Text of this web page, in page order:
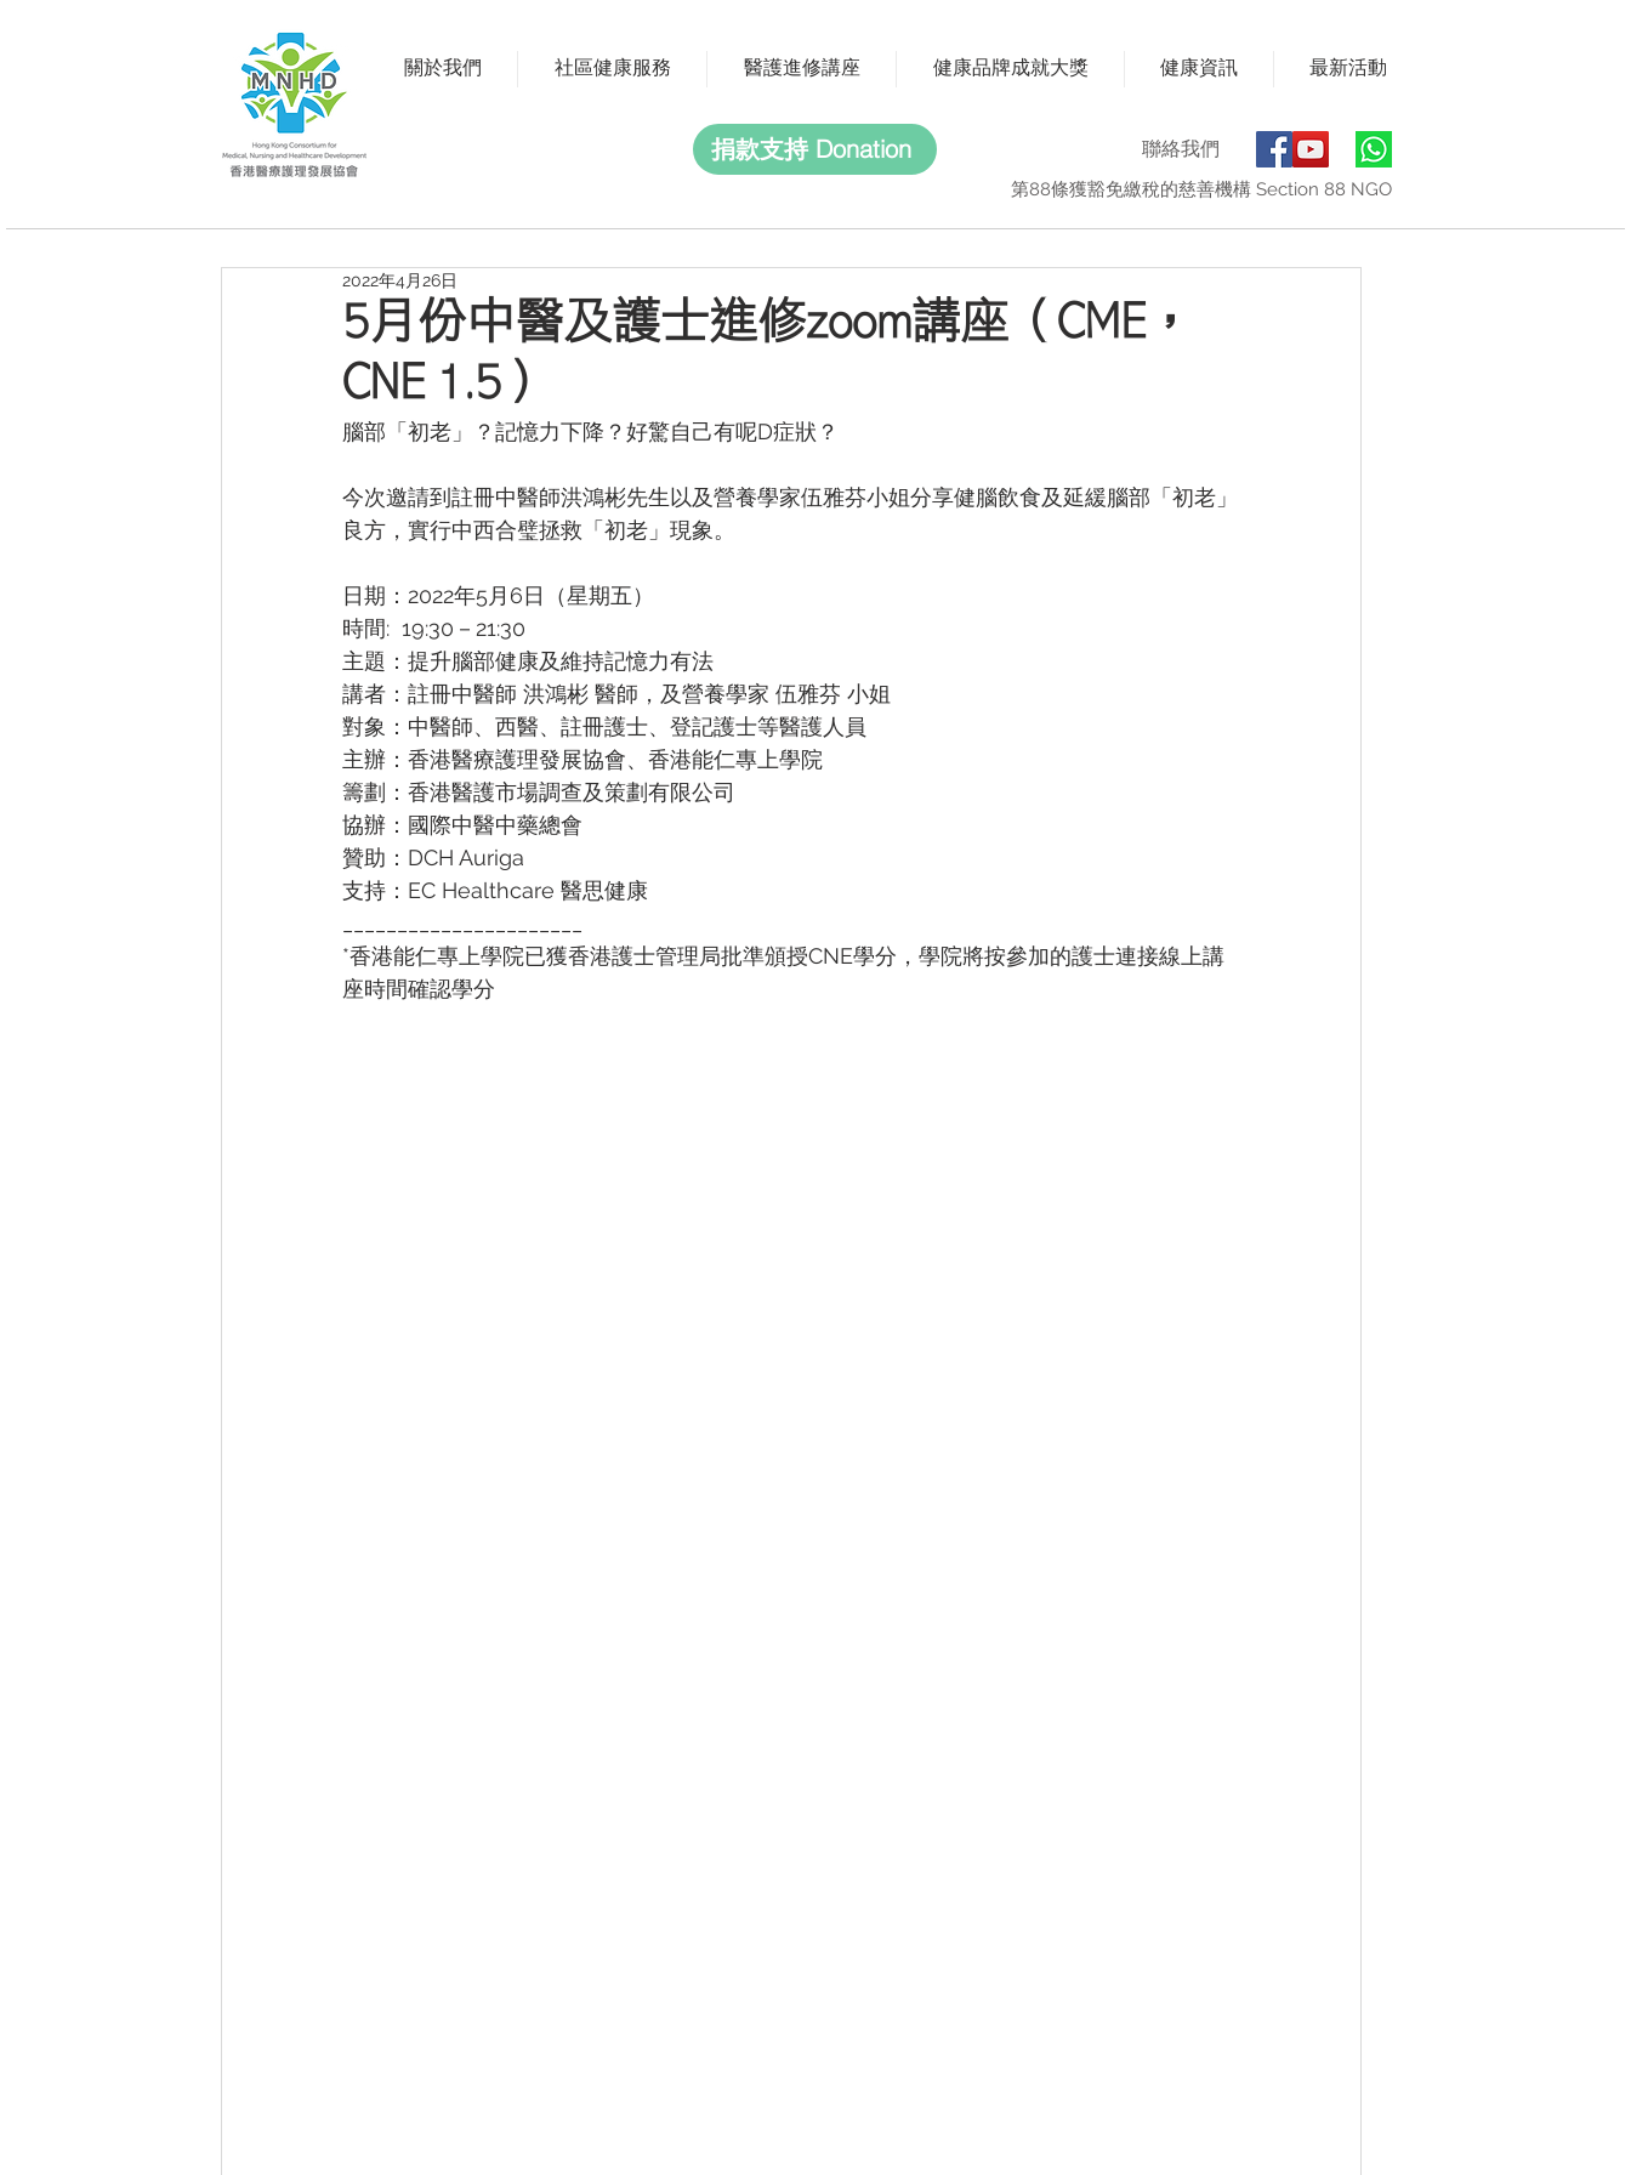
關於我們 社區健康服務 醫護進修講座 健康品牌成就大獎 健康資訊 最新活動
捐款支持 Donation 聯絡我們
第88條獲豁免繳稅的慈善機構 Section 88 NGO
5月份中醫及護士進修zoom講座（CME，
CNE 1.5）
2022年4月26日
腦部「初老」？記憶力下降？好驚自己有呢D症狀？
今次邀請到註冊中醫師洪鴻彬先生以及營養學家伍雅芬小姐分享健腦飲食及延緩腦部「初老」
良方，實行中西合璧拯救「初老」現象。
日期：2022年5月6日（星期五）
時間:  19:30－21:30
主題：提升腦部健康及維持記憶力有法
講者：註冊中醫師 洪鴻彬 醫師，及營養學家 伍雅芬 小姐
對象：中醫師、西醫、註冊護士、登記護士等醫護人員
主辦：香港醫療護理發展協會、香港能仁專上學院
籌劃：香港醫護市場調查及策劃有限公司
協辦：國際中醫中藥總會
贊助：DCH Auriga
支持：EC Healthcare 醫思健康
*香港能仁專上學院已獲香港護士管理局批準頒授CNE學分，學院將按參加的護士連接線上講
座時間確認學分